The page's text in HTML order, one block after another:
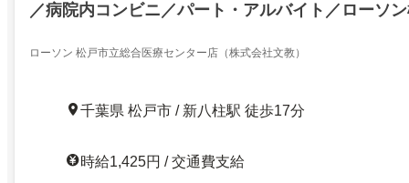
／病院内コンビニ／パート・アルバイト／ローソ
躍しませんか
ローソン 松戸市立総合医療センター店（株式会社文教）
千葉県 松戸市 / 新八柱駅 徒歩17分
時給1,425円 / 交通費支給